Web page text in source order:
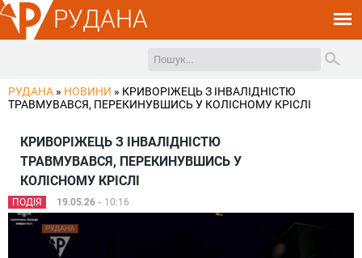
РУДАНА
РУДАНА » НОВИНИ » КРИВОРІЖЕЦЬ З ІНВАЛІДНІСТЮ
ТРАВМУВАВСЯ, ПЕРЕКИНУВШИСЬ У КОЛІСНОМУ КРІСЛІ
КРИВОРІЖЕЦЬ З ІНВАЛІДНІСТЮ
ТРАВМУВАВСЯ, ПЕРЕКИНУВШИСЬ У
КОЛІСНОМУ КРІСЛІ
ПОДІЯ 19.05.26 - 10:16